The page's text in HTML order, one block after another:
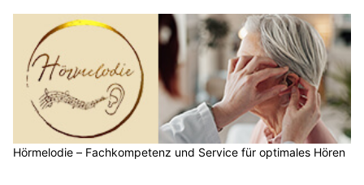
Hörmelodie – Fachkompetenz und Service für optimales Hören